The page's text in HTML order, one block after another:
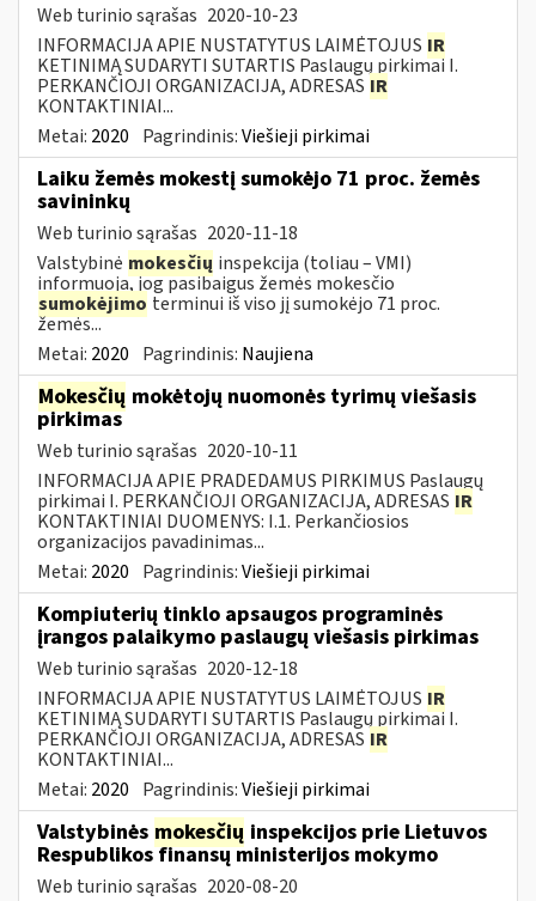
Web turinio sąrašas 2020-10-23
INFORMACIJA APIE NUSTATYTUS LAIMĖTOJUS IR
KETINIMĄ SUDARYTI SUTARTIS Paslaugų pirkimai I.
PERKANČIOJI ORGANIZACIJA, ADRESAS IR
KONTAKTINIAI...
Metai: 2020 Pagrindinis:Viešieji pirkimai
Laiku žemės mokestį sumokėjo 71 proc. žemės
savininkų
Web turinio sąrašas 2020-11-18
Valstybinė mokesčių inspekcija (toliau – VMI)
informuoja, jog pasibaigus žemės mokesčio
sumokėjimo terminui iš viso jį sumokėjo 71 proc.
žemės...
Metai: 2020 Pagrindinis: Naujiena
Mokesčių mokėtojų nuomonės tyrimų viešasis
pirkimas
Web turinio sąrašas 2020-10-11
INFORMACIJA APIE PRADEDAMUS PIRKIMUS Paslaugų
pirkimai I. PERKANČIOJI ORGANIZACIJA, ADRESAS IR
KONTAKTINIAI DUOMENYS: I.1. Perkančiosios
organizacijos pavadinimas...
Metai: 2020 Pagrindinis:Viešieji pirkimai
Kompiuterių tinklo apsaugos programinės
įrangos palaikymo paslaugų viešasis pirkimas
Web turinio sąrašas 2020-12-18
INFORMACIJA APIE NUSTATYTUS LAIMĖTOJUS IR
KETINIMĄ SUDARYTI SUTARTIS Paslaugų pirkimai I.
PERKANČIOJI ORGANIZACIJA, ADRESAS IR
KONTAKTINIAI...
Metai: 2020 Pagrindinis:Viešieji pirkimai
Valstybinės mokesčių inspekcijos prie Lietuvos
Respublikos finansų ministerijos mokymo
Web turinio sąrašas 2020-08-20